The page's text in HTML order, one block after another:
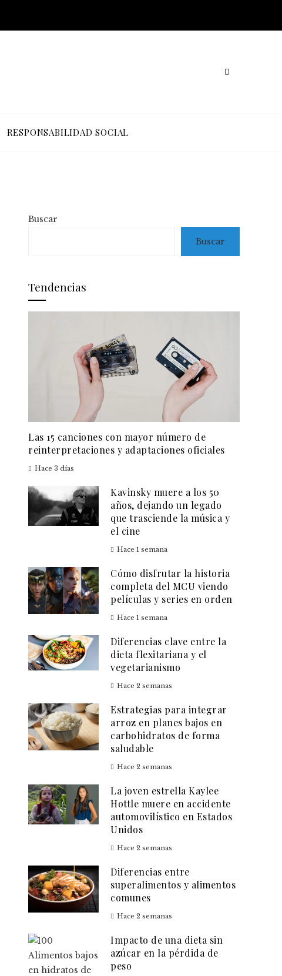
RESPONSABILIDAD SOCIAL
Buscar
Buscar
Tendencias
Las 15 canciones con mayor número de
reinterpretaciones y adaptaciones oficiales
Hace 3 días
Kavinsky muere a los 50
años, dejando un legado
que trasciende la música y
el cine
Hace 1 semana
Cómo disfrutar la historia
completa del MCU viendo
películas y series en orden
Hace 1 semana
Diferencias clave entre la
dieta flexitariana y el
vegetarianismo
Hace 2 semanas
Estrategias para integrar
arroz en planes bajos en
carbohidratos de forma
saludable
Hace 2 semanas
La joven estrella Kaylee
Hottle muere en accidente
automovilístico en Estados
Unidos
Hace 2 semanas
Diferencias entre
superalimentos y alimentos
comunes
Hace 2 semanas
Impacto de una dieta sin
azúcar en la pérdida de
peso